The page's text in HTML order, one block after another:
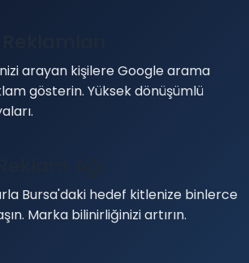
arayan kişilere Google arama
gösterin. Yüksek dönüşümlü
Bursa'daki hedef kitlenize binlerce
Marka bilinirliğinizi artırın.